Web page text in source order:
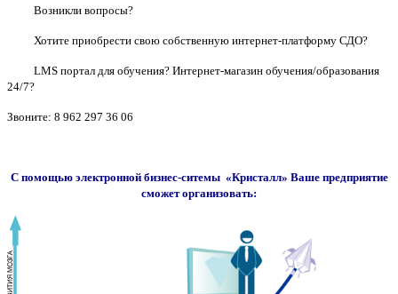
Возникли вопросы?
Хотите приобрести свою собственную интернет-платформу СДО?
LMS портал для обучения? Интернет-магазин обучения/образования
24/7?
Звоните: 8 962 297 36 06
С помощью электронной бизнес-ситемы «Кристалл» Ваше предприятие
сможет организовать: